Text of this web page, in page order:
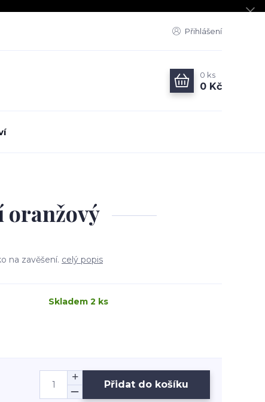
Přihlášení
0 ks
0 Kč
oranžový
na zavěšení. celý popis
Skladem 2 ks
Přidat do košíku